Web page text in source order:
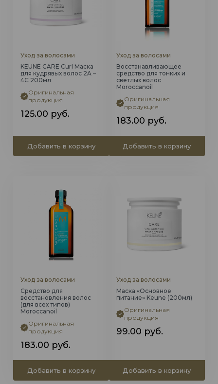
Уход за волосами
KEUNE CARE Curl Маска
для кудрявых волос 2A –
4C 200мл
Оригинальная
продукция
125.00 руб.
Добавить в корзину
Уход за волосами
Восстанавливающее
средство для тонких и
светлых волос
Moroccanoil
Оригинальная
продукция
183.00 руб.
Добавить в корзину
Уход за волосами
Cредство для
восстановления волос
(для всех типов)
Moroccanoil
Оригинальная
продукция
183.00 руб.
Добавить в корзину
Уход за волосами
Маска «Основное
питание» Keune (200мл)
Оригинальная
продукция
99.00 руб.
Добавить в корзину